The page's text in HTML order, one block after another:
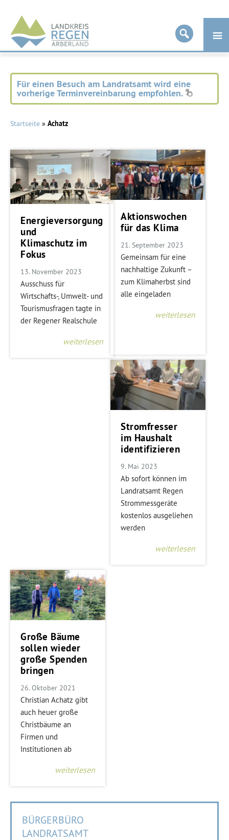
Landkreis
Regen
Für einen Besuch am Landratsamt wird eine
vorherige Terminvereinbarung empfohlen.
Startseite » Achatz
Energieversorgung
und
Klimaschutz im
Fokus
13. November 2023
Ausschuss für
Wirtschafts-, Umwelt- und
Tourismusfragen tagte in
der Regener Realschule
weiterlesen
Aktionswochen
für das Klima
21. September 2023
Gemeinsam für eine
nachhaltige Zukunft –
zum Klimaherbst sind
alle eingeladen
weiterlesen
Stromfresser
im Haushalt
identifizieren
9. Mai 2023
Ab sofort können im
Landratsamt Regen
Strommessgeräte
kostenlos ausgeliehen
werden
weiterlesen
Große Bäume
sollen wieder
große Spenden
bringen
26. Oktober 2021
Christian Achatz gibt
auch heuer große
Christbäume an
Firmen und
Institutionen ab
weiterlesen
BÜRGERBÜRO
LANDRATSAMT